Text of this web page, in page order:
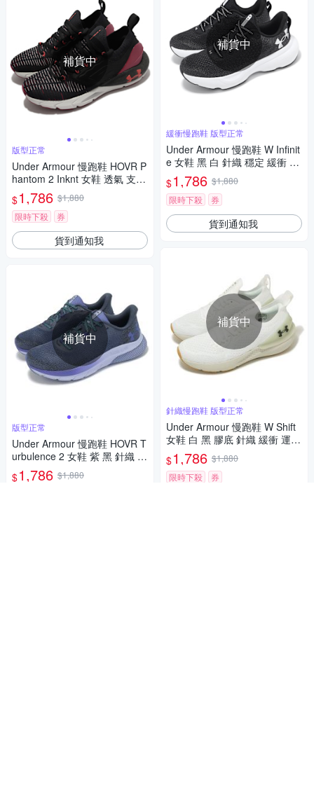
補貨中
版型正常
Under Armour 慢跑鞋 HOVR P
hantom 2 Inknt 女鞋 透氣 支撐
包覆 黑 紅 運動鞋 UA 3024155
006
$1,786 $1,880
限時下殺
券
貨到通知我
補貨中
版型正常
Under Armour 慢跑鞋 HOVR T
urbulence 2 女鞋 紫 黑 針織 緩
衝 支撐 運動鞋 UA 302652510
3
$1,786 $1,880
補貨中
緩衝慢跑鞋 版型正常
Under Armour 慢跑鞋 W Infinit
e 女鞋 黑 白 針織 穩定 緩衝 運
動鞋 UA 3027524001
$1,786 $1,880
限時下殺
券
貨到通知我
補貨中
針織慢跑鞋 版型正常
Under Armour 慢跑鞋 W Shift
女鞋 白 黑 膠底 針織 緩衝 運動
鞋 UA 3027777104
$1,786 $1,880
限時下殺
券